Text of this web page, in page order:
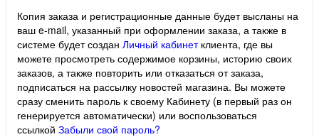
Копия заказа и регистрационные данные будет высланы на
ваш e-mail, указанный при оформлении заказа, а также в
системе будет создан Личный кабинетклиента, где вы
можете просмотреть содержимое корзины, историю своих
заказов, а также повторить или отказаться от заказа,
подписаться на рассылку новостей магазина. Вы можете
сразу сменить пароль к своему Кабинету (в первый раз он
генерируется автоматически) или воспользоваться
ссылкой Забыли свой пароль?